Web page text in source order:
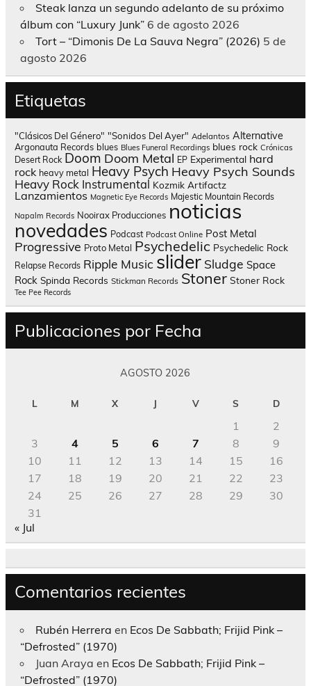
Steak lanza un segundo adelanto de su próximo
álbum con “Luxury Junk” 6 de agosto 2026
Tort – “Dimonis De La Sauva Negra” (2026) 5 de
agosto 2026
Etiquetas
"Clásicos Del Género" "Sonidos Del Ayer" Adelantos Alternative
Argonauta Records blues Blues Funeral Recordings blues rock Crónicas
Desert Rock Doom Doom Metal EP Experimental hard
rock heavy metal Heavy Psych Heavy Psych Sounds
Heavy Rock Instrumental Kozmik Artifactz
Lanzamientos Magnetic Eye Records Majestic Mountain Records
Napalm Records Nooirax Producciones noticias
novedades Podcast Podcast Online Post Metal
Progressive Proto Metal Psychedelic Psychedelic Rock
Relapse Records Ripple Music slider Sludge Space
Rock Spinda Records Stickman Records Stoner Stoner Rock
Tee Pee Records
Publicaciones por Fecha
AGOSTO 2026
L M X J V S D
1
2
3
4 5 6 7 8
9
10
11 12 13 14 15
16
17
18 19 20 21 22
23
24
25 26 27 28 29
30
31
« Jul
Comentarios recientes
Rubén Herrera en Ecos De Sabbath; Frijid Pink –
“Defrosted” (1970)
Juan Araya en Ecos De Sabbath; Frijid Pink –
“Defrosted” (1970)